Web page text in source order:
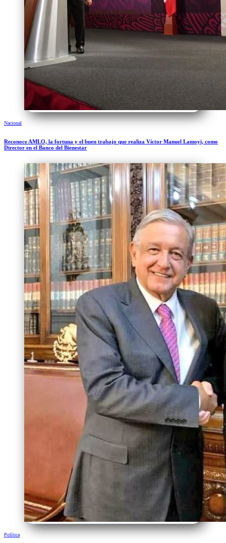
Nacional
Reconoce AMLO, la fortuna y el buen trabajo que realiza Víctor Manuel Lamoyi, como
Director en el Banco del Bienestar
Política